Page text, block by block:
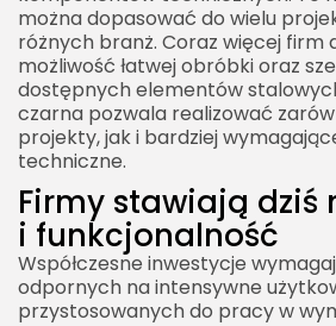
można dopasować do wielu
różnych branż. Coraz więcej firm
możliwość łatwej obróbki oraz
dostępnych elementów
czarna pozwala realizować
projekty, jak i bardziej
techniczne.
Firmy stawiają dziś
i funkcjonalność
Współczesne inwestycje
odpornych na intensywne
przystosowanych do pracy w